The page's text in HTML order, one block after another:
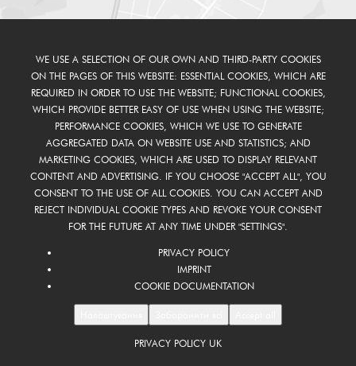
PRIVACY POLICY UK
WE USE A SELECTION OF OUR OWN AND THIRD-PARTY COOKIES
ON THE PAGES OF THIS WEBSITE: ESSENTIAL COOKIES, WHICH ARE
REQUIRED IN ORDER TO USE THE WEBSITE; FUNCTIONAL COOKIES,
WHICH PROVIDE BETTER EASY OF USE WHEN USING THE WEBSITE;
PERFORMANCE COOKIES, WHICH WE USE TO GENERATE
AGGREGATED DATA ON WEBSITE USE AND STATISTICS; AND
MARKETING COOKIES, WHICH ARE USED TO DISPLAY RELEVANT
CONTENT AND ADVERTISING. IF YOU CHOOSE "ACCEPT ALL", YOU
CONSENT TO THE USE OF ALL COOKIES. YOU CAN ACCEPT AND
REJECT INDIVIDUAL COOKIE TYPES AND REVOKE YOUR CONSENT
FOR THE FUTURE AT ANY TIME UNDER "SETTINGS".
PRIVACY POLICY
IMPRINT
COOKIE DOCUMENTATION